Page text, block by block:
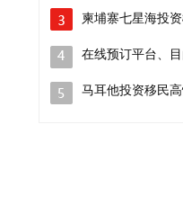
马耳他投资移民